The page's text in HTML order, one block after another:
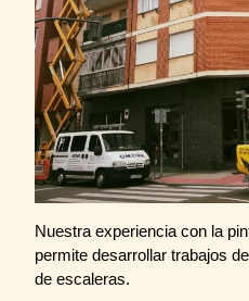
Nuestra experiencia con la
permite desarrollar trabajos
de escaleras.